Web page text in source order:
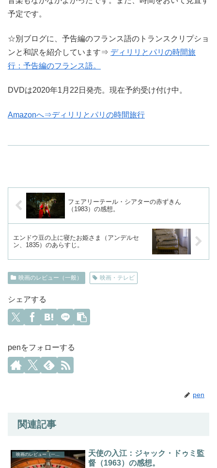
予定です。
☆別ブログに、予告編のフランス語のトランスクリプショ
ンと和訳を紹介しています⇒ ディリリとパリの時間旅
行：予告編のフランス語。
DVDは2020年1月22日発売。現在予約受け付け中。
Amazonへ⇒ディリリとパリの時間旅行
フェアリーテール・シアターの赤ずきん
（1983）の感想。
エンドウ豆の上に寝たお姫さま（アンデルセ
ン、1835）のあらすじ。
映画のレビュー（一般） 映画・テレビ
シェアする
penをフォローする
pen
関連記事
映画のレビュー（一般）
天使の入江：ジャック・ドゥミ監
督（1963）の感想。